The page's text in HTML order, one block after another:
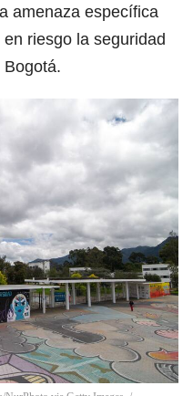
amenaza específica
riesgo la seguridad